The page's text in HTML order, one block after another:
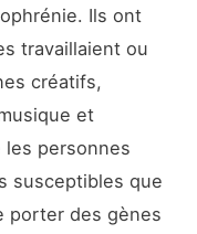
Ils ont
travaillaient ou
créatifs,
et
les personnes
susceptibles que
porter des gènes